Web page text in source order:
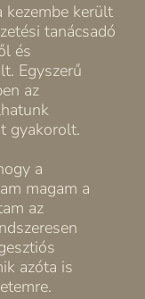
kezembe került
tanácsadó
és
Egyszerű
az
gyakorolt.
a
magam a
az
azóta is